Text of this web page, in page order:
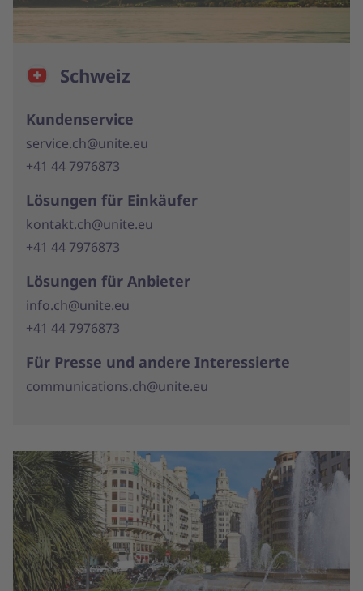
Schweiz
Kundenservice
service.ch@unite.eu
+41 44 7976873
Lösungen für Einkäufer
kontakt.ch@unite.eu
+41 44 7976873
Lösungen für Anbieter
info.ch@unite.eu
+41 44 7976873
Für Presse und andere Interessierte
communications.ch@unite.eu